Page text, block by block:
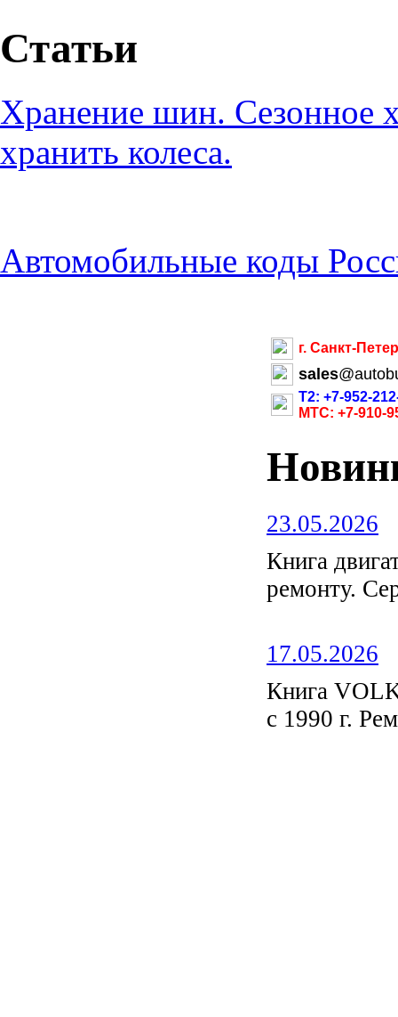
Статьи
Хранение шин. Сезонное
хранить колеса.
Автомобильные коды
г. Санкт-
sales@
Т2: +7-952-
МТС: +7-910-
23.05.2026
Книга
ремонту.
17.05.2026
Книга
с 1990 г.